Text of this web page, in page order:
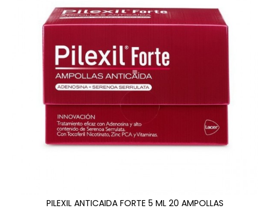
PILEXIL ANTICAIDA FORTE 5 ML 20 AMPOLLAS